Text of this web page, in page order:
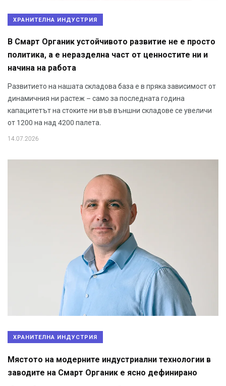
ХРАНИТЕЛНА ИНДУСТРИЯ
В Смарт Органик устойчивото развитие не е просто
политика, а е неразделна част от ценностите ни и
начина на работа
Развитието на нашата складова база е в пряка зависимост от
динамичния ни растеж – само за последната година
капацитетът на стоките ни във външни складове се увеличи
от 1200 на над 4200 палета.
14.07.2026
ХРАНИТЕЛНА ИНДУСТРИЯ
Мястото на модерните индустриални технологии в
заводите на Смарт Органик е ясно дефинирано